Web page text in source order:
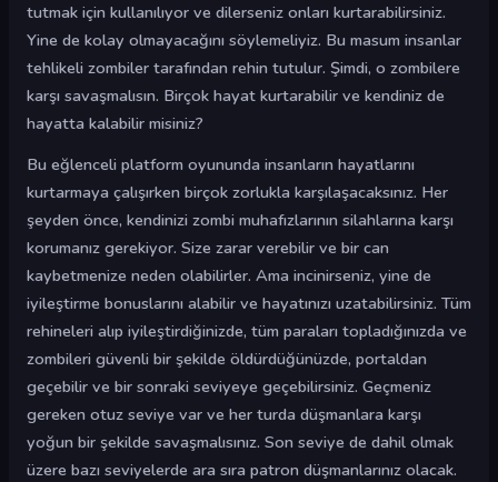
tutmak için kullanılıyor ve dilerseniz onları kurtarabilirsiniz.
Yine de kolay olmayacağını söylemeliyiz. Bu masum insanlar
tehlikeli zombiler tarafından rehin tutulur. Şimdi, o zombilere
karşı savaşmalısın. Birçok hayat kurtarabilir ve kendiniz de
hayatta kalabilir misiniz?
Bu eğlenceli platform oyununda insanların hayatlarını
kurtarmaya çalışırken birçok zorlukla karşılaşacaksınız. Her
şeyden önce, kendinizi zombi muhafızlarının silahlarına karşı
korumanız gerekiyor. Size zarar verebilir ve bir can
kaybetmenize neden olabilirler. Ama incinirseniz, yine de
iyileştirme bonuslarını alabilir ve hayatınızı uzatabilirsiniz. Tüm
rehineleri alıp iyileştirdiğinizde, tüm paraları topladığınızda ve
zombileri güvenli bir şekilde öldürdüğünüzde, portaldan
geçebilir ve bir sonraki seviyeye geçebilirsiniz. Geçmeniz
gereken otuz seviye var ve her turda düşmanlara karşı
yoğun bir şekilde savaşmalısınız. Son seviye de dahil olmak
üzere bazı seviyelerde ara sıra patron düşmanlarınız olacak.